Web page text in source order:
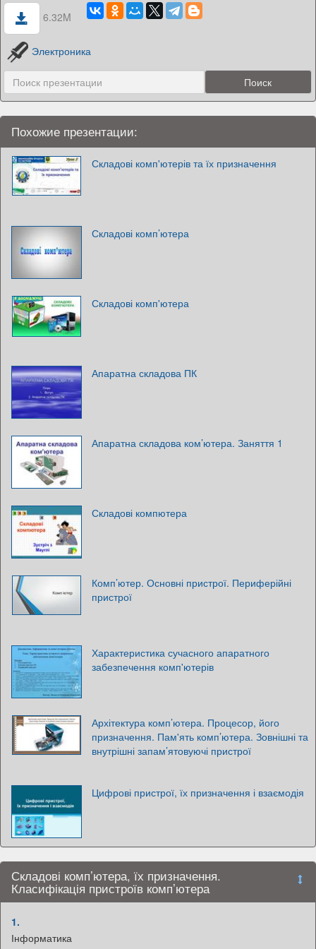
6.32M
Электроника
Похожие презентации:
Складові комп'ютерів та їх призначення
Складові комп’ютера
Складові комп'ютера
Апаратна складова ПК
Апаратна складова ком’ютера. Заняття 1
Складові компютера
Комп’ютер. Основні пристрої. Периферійні
пристрої
Характеристика сучасного апаратного
забезпечення комп'ютерів
Архітектура комп’ютера. Процесор, його
призначення. Пам'ять комп’ютера. Зовнішні та
внутрішні запам’ятовуючі пристрої
Цифрові пристрої, їх призначення і взаємодія
Складові комп’ютера, їх призначення.
Класифікація пристроїв комп’ютера
1.
Інформатика